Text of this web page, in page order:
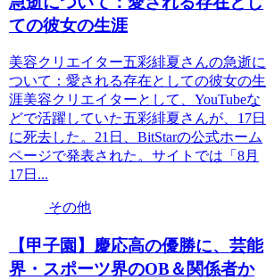
ての彼女の生涯
美容クリエイター五彩緋夏さんの急逝に
ついて：愛される存在としての彼女の生
涯美容クリエイターとして、YouTubeな
どで活躍していた五彩緋夏さんが、17日
に死去した。21日、BitStarの公式ホーム
ページで発表された。サイトでは「8月
17日...
その他
【甲子園】慶応高の優勝に、芸能
界・スポーツ界のOB＆関係者か